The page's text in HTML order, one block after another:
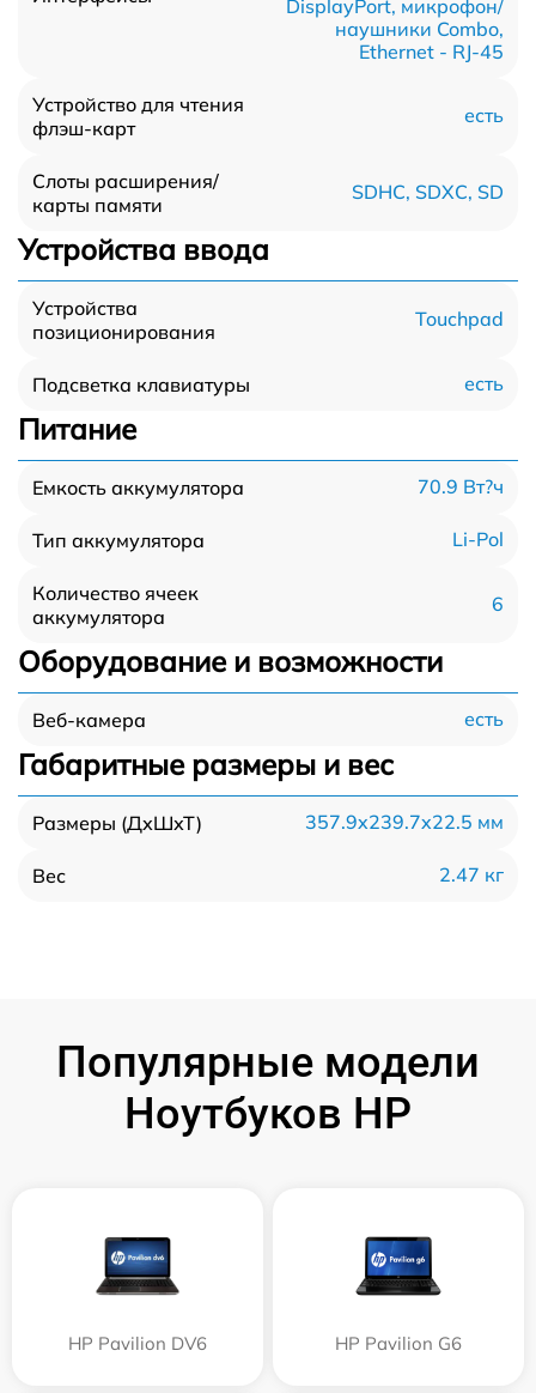
DisplayPort, микрофон/
наушники Combo,
Ethernet - RJ-45
Устройство для чтения
флэш-карт
есть
Слоты расширения/
карты памяти
SDHC, SDXC, SD
Устройства ввода
Устройства
позиционирования
Touchpad
Подсветка клавиатуры есть
Питание
Емкость аккумулятора 70.9 Вт?ч
Тип аккумулятора Li-Pol
Количество ячеек
аккумулятора
6
Оборудование и возможности
Веб-камера есть
Габаритные размеры и вес
Размеры (ДхШхТ) 357.9x239.7x22.5 мм
Вес 2.47 кг
Популярные модели
Ноутбуков HP
HP Pavilion DV6 HP Pavilion G6